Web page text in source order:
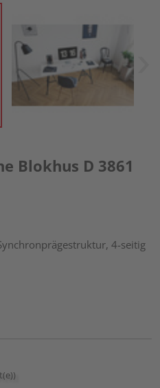
Blokhus D 3861
4-seitig